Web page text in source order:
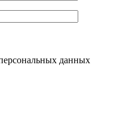
данных